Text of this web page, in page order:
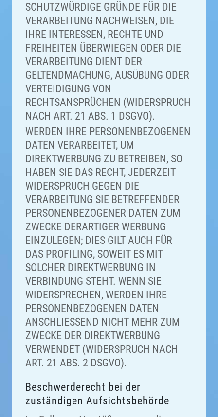
SCHUTZWÜRDIGE GRÜNDE FÜR DIE
VERARBEITUNG NACHWEISEN, DIE
IHRE INTERESSEN, RECHTE UND
FREIHEITEN ÜBERWIEGEN ODER DIE
VERARBEITUNG DIENT DER
GELTENDMACHUNG, AUSÜBUNG ODER
VERTEIDIGUNG VON
RECHTSANSPRÜCHEN (WIDERSPRUCH
NACH ART. 21 ABS. 1 DSGVO).
WERDEN IHRE PERSONENBEZOGENEN
DATEN VERARBEITET, UM
DIREKTWERBUNG ZU BETREIBEN, SO
HABEN SIE DAS RECHT, JEDERZEIT
WIDERSPRUCH GEGEN DIE
VERARBEITUNG SIE BETREFFENDER
PERSONENBEZOGENER DATEN ZUM
ZWECKE DERARTIGER WERBUNG
EINZULEGEN; DIES GILT AUCH FÜR
DAS PROFILING, SOWEIT ES MIT
SOLCHER DIREKTWERBUNG IN
VERBINDUNG STEHT. WENN SIE
WIDERSPRECHEN, WERDEN IHRE
PERSONENBEZOGENEN DATEN
ANSCHLIESSEND NICHT MEHR ZUM
ZWECKE DER DIREKTWERBUNG
VERWENDET (WIDERSPRUCH NACH
ART. 21 ABS. 2 DSGVO).
Beschwerde­recht bei der
zuständigen Aufsichts­behörde